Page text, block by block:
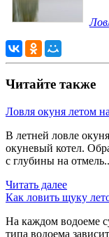
Читайте также
Ловля окуня летом
В летней ловле
окуневый котел.
с глубины на
Читать далее
Как ловить щуку
На каждом водоеме
типа водоема